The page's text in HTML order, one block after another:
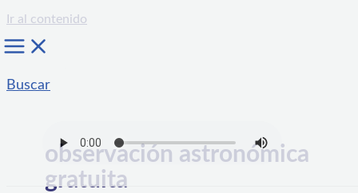
Ir al contenido
Buscar
observación astronómica
gratuita